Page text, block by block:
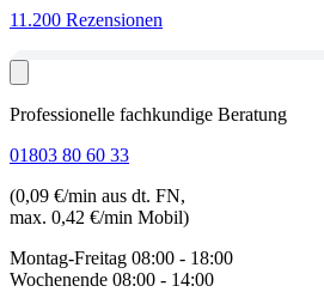
11.200 Rezensionen
Professionelle fachkundige Beratung
01803 80 60 33
(0,09 €/min aus dt. FN,
max. 0,42 €/min Mobil)
Montag-Freitag 08:00 - 18:00
Wochenende 08:00 - 14:00